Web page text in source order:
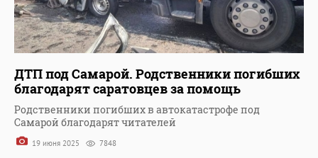
ДТП под Самарой. Родственники погибших
благодарят саратовцев за помощь
Родственники погибших в автокатастрофе под
Самарой благодарят читателей
19 июня 2025 7848